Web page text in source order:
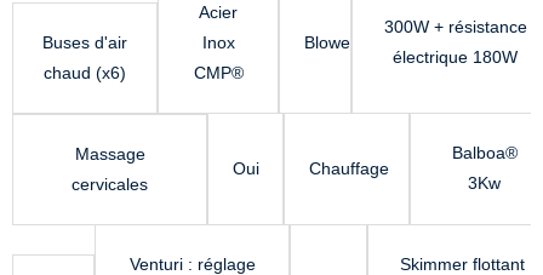
Buses d'air
chaud (x6)
Acier
Inox
CMP®
Blower
300W + résistance
électrique 180W
Massage
cervicales
Oui Chauffage
Balboa®
3Kw
Venturi : réglage
Skimmer flottant